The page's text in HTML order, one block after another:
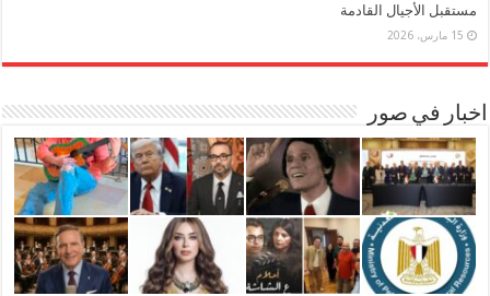
مستقبل الأجيال القادمة
15 مارس، 2026
اخبار في صور